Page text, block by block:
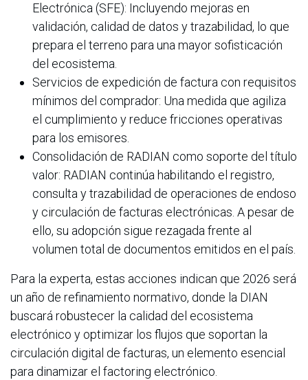
Electrónica (SFE): Incluyendo mejoras en
validación, calidad de datos y trazabilidad, lo que
prepara el terreno para una mayor sofisticación
del ecosistema.
Servicios de expedición de factura con requisitos
mínimos del comprador: Una medida que agiliza
el cumplimiento y reduce fricciones operativas
para los emisores.
Consolidación de RADIAN como soporte del título
valor: RADIAN continúa habilitando el registro,
consulta y trazabilidad de operaciones de endoso
y circulación de facturas electrónicas. A pesar de
ello, su adopción sigue rezagada frente al
volumen total de documentos emitidos en el país.
Para la experta, estas acciones indican que 2026 será
un año de refinamiento normativo, donde la DIAN
buscará robustecer la calidad del ecosistema
electrónico y optimizar los flujos que soportan la
circulación digital de facturas, un elemento esencial
para dinamizar el factoring electrónico.